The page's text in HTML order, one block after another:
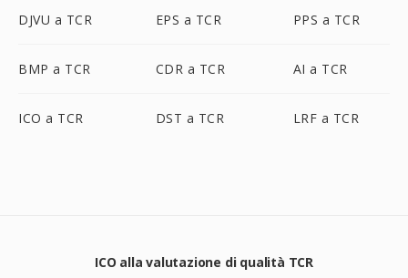
DJVU a TCR EPS a TCR PPS a TCR
BMP a TCR CDR a TCR AI a TCR
ICO a TCR DST a TCR LRF a TCR
ICO alla valutazione di qualità TCR